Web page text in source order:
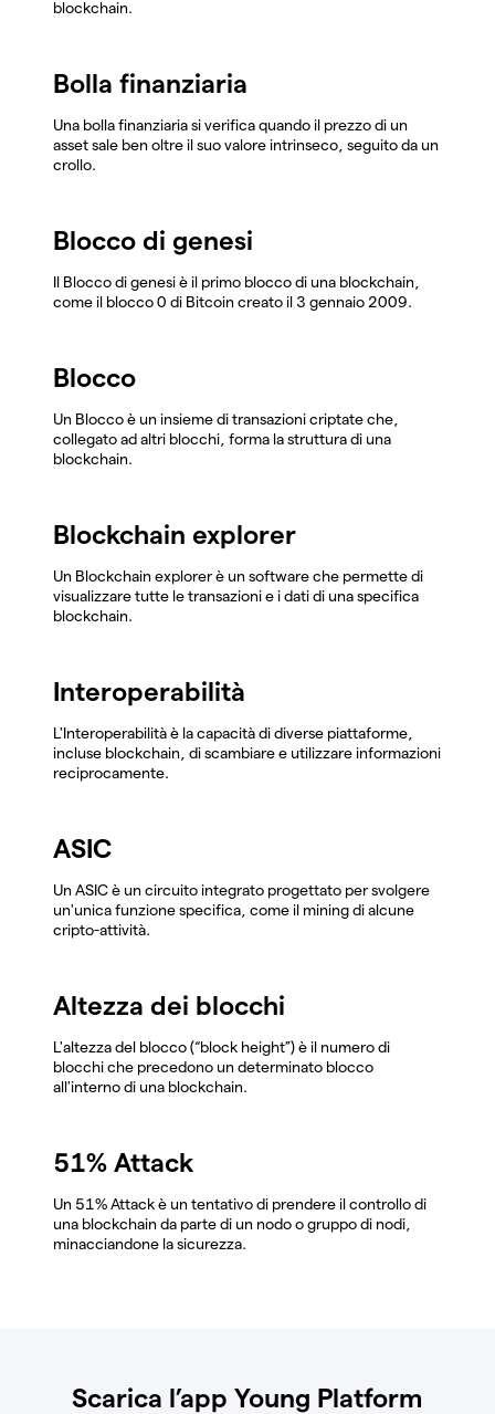
blockchain.
Bolla finanziaria
Una bolla finanziaria si verifica quando il prezzo di un
asset sale ben oltre il suo valore intrinseco, seguito da un
crollo.
Blocco di genesi
Il Blocco di genesi è il primo blocco di una blockchain,
come il blocco 0 di Bitcoin creato il 3 gennaio 2009.
Blocco
Un Blocco è un insieme di transazioni criptate che,
collegato ad altri blocchi, forma la struttura di una
blockchain.
Blockchain explorer
Un Blockchain explorer è un software che permette di
visualizzare tutte le transazioni e i dati di una specifica
blockchain.
Interoperabilità
L'Interoperabilità è la capacità di diverse piattaforme,
incluse blockchain, di scambiare e utilizzare informazioni
reciprocamente.
ASIC
Un ASIC è un circuito integrato progettato per svolgere
un'unica funzione specifica, come il mining di alcune
cripto-attività.
Altezza dei blocchi
L'altezza del blocco (“block height”) è il numero di
blocchi che precedono un determinato blocco
all'interno di una blockchain.
51% Attack
Un 51% Attack è un tentativo di prendere il controllo di
una blockchain da parte di un nodo o gruppo di nodi,
minacciandone la sicurezza.
Scarica l’app Young Platform